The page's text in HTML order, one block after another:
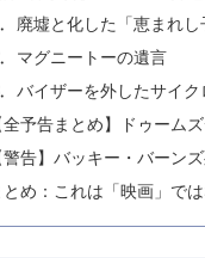
廃墟と化した「恵まれし
マグニートーの遺言
バイザーを外したサイク
全予告まとめ】ドゥーム
警告】バッキー・バーン
とめ：これは「映画」で